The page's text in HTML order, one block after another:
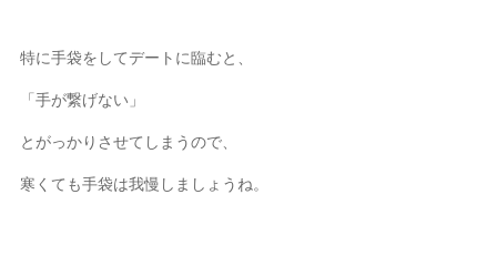
特に手袋をしてデートに臨むと、
「手が繋げない」
とがっかりさせてしまうので、
寒くても手袋は我慢しましょうね。